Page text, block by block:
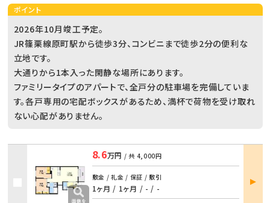
ポイント
2026年10月竣工予定。
JR篠栗線原町駅から徒歩3分、コンビニまで徒歩2分の便利な
立地です。
大通りから1本入った閑静な場所にあります。
ファミリータイプのアパートで、全戸分の駐車場を完備していま
す。各戸専用の宅配ボックスがあるため、満杯で荷物を受け取れ
ない心配がありません。
8.6万円 / 共 4,000円
敷金 / 礼金 / 保証 / 敷引
1ヶ月 / 1ヶ月 / - / -
部屋
詳細